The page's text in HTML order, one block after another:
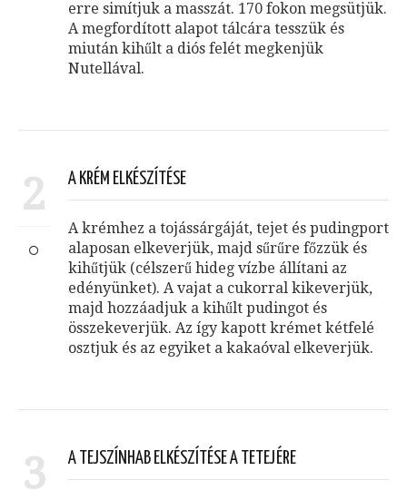
erre simítjuk a masszát. 170 fokon megsütjük.
A megfordított alapot tálcára tesszük és
miután kihűlt a diós felét megkenjük
Nutellával.
2 A KRÉM ELKÉSZÍTÉSE
A krémhez a tojássárgáját, tejet és pudingport
alaposan elkeverjük, majd sűrűre főzzük és
kihűtjük (célszerű hideg vízbe állítani az
edényünket). A vajat a cukorral kikeverjük,
majd hozzáadjuk a kihűlt pudingot és
összekeverjük. Az így kapott krémet kétfelé
osztjuk és az egyiket a kakaóval elkeverjük.
3 A TEJSZÍNHAB ELKÉSZÍTÉSE A TETEJÉRE